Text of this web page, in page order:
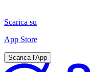
Scarica su
App Store
Scarica l'App